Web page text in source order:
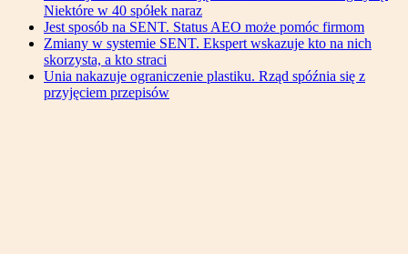
Niektóre w 40 spółek naraz
Jest sposób na SENT. Status AEO może pomóc firmom
Zmiany w systemie SENT. Ekspert wskazuje kto na nich
skorzysta, a kto straci
Unia nakazuje ograniczenie plastiku. Rząd spóźnia się z
przyjęciem przepisów